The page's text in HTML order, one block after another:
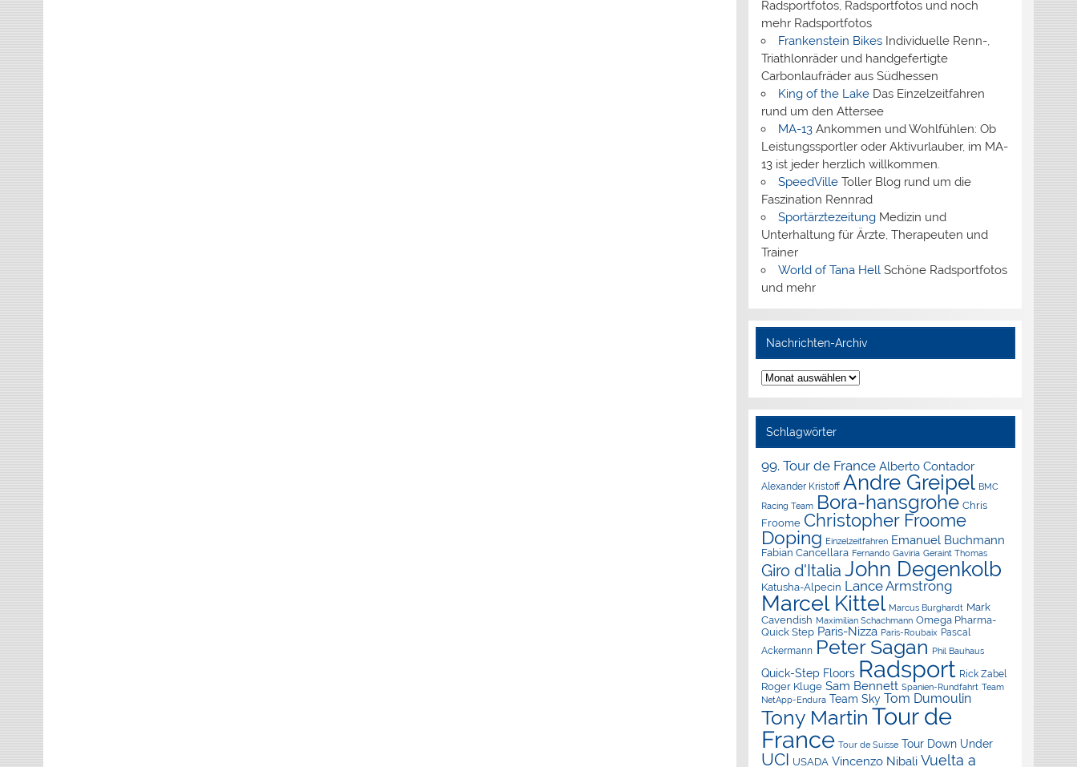
Radsportfotos, Radsportfotos und noch
mehr Radsportfotos
Frankenstein BikesIndividuelle Renn-,
Triathlonräder und handgefertigte
Carbonlaufräder aus Südhessen
King of the LakeDas Einzelzeitfahren
rund um den Attersee
MA-13Ankommen und Wohlfühlen: Ob
Leistungssportler oder Aktivurlauber, im MA-
13 ist jeder herzlich willkommen.
SpeedVilleToller Blog rund um die
Faszination Rennrad
SportärztezeitungMedizin und
Unterhaltung für Ärzte, Therapeuten und
Trainer
World of Tana Hell Schöne Radsportfotos
und mehr
Nachrichten-Archiv
Nachrichten-
Archiv
Schlagwörter
99. Tour de France Alberto Contador
Alexander Kristoff Andre Greipel BMC
Racing Team Bora-hansgrohe Chris
Froome Christopher Froome
Doping Einzelzeitfahren Emanuel Buchmann
Fabian Cancellara Fernando Gaviria Geraint Thomas
Giro d'Italia John Degenkolb
Katusha-Alpecin Lance Armstrong
Marcel Kittel Marcus Burghardt Mark
Cavendish Maximilian Schachmann Omega Pharma-
Quick Step Paris-Nizza Paris-Roubaix Pascal
Ackermann Peter Sagan Phil Bauhaus
Quick-Step Floors Radsport Rick Zabel
Roger Kluge Sam Bennett Spanien-Rundfahrt Team
NetApp-Endura Team Sky Tom Dumoulin
Tony Martin Tour de
France Tour de Suisse Tour Down Under
UCI USADA Vincenzo Nibali Vuelta a